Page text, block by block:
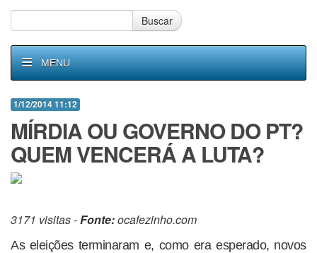
Buscar
MENU
1/12/2014 11:12
MÍRDIA OU GOVERNO DO PT?
QUEM VENCERÁ A LUTA?
3171 visitas -Fonte:ocafezinho.com
As eleições terminaram e, como era esperado, novos